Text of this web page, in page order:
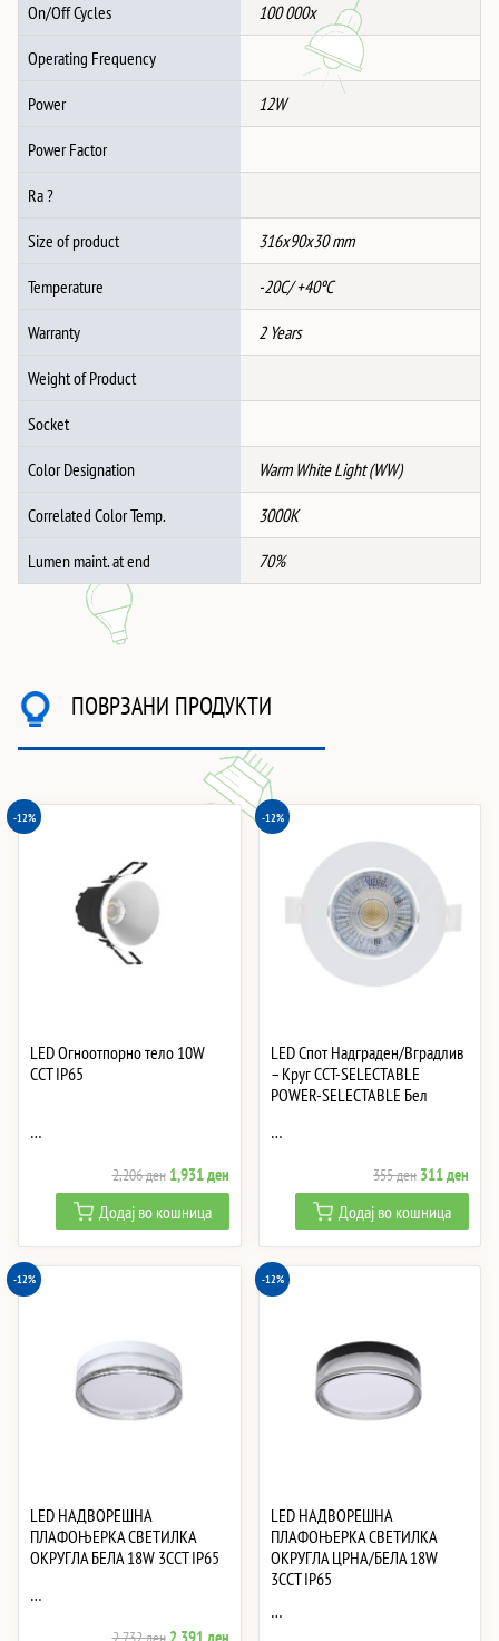
On/Off Cycles 100 000x
Operating Frequency
Power 12W
Power Factor
Ra ?
Size of product 316x90x30 mm
Temperature -20C/ +40ºC
Warranty 2 Years
Weight of Product
Socket
Color Designation Warm White Light (WW)
Correlated Color Temp. 3000K
Lumen maint. at end 70%
ПОВРЗАНИ ПРОДУКТИ
-12%
LED Огноотпорно тело 10W
CCT IP65
…
2,206ден Original
price
was:
2,206 ден.
1,931денCurrent
price
is:
1,931 ден.
Додај во кошница
-12%
LED Спот Надграден/Вградлив
– Круг CCT-SELECTABLE
POWER-SELECTABLE Бел
…
355ден Original
price
was:
355 ден.
311ден
price
is:
311
Додај во кошница
-12%
LED НАДВОРЕШНА
ПЛАФОЊЕРКА СВЕТИЛКА
ОКРУГЛА БЕЛА 18W 3CCT IP65
…
Original
2,391денCurrent
-12%
LED НАДВОРЕШНА
ПЛАФОЊЕРКА СВЕТИЛКА
ОКРУГЛА ЦРНА/БЕЛА 18W
3CCT IP65
…